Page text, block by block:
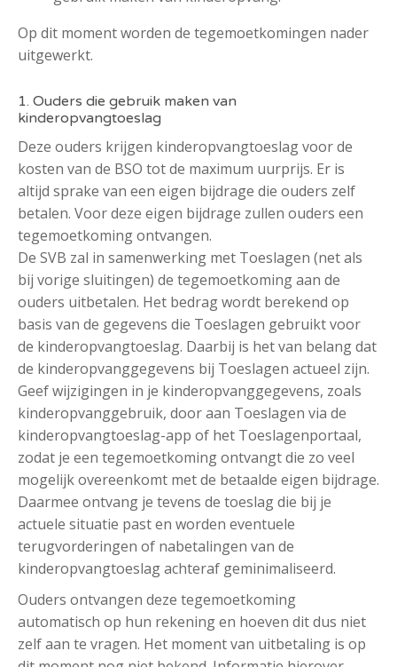
Op dit moment worden de tegemoetkomingen nader
uitgewerkt.
1. Ouders die gebruik maken van
kinderopvangtoeslag
Deze ouders krijgen kinderopvangtoeslag voor de
kosten van de BSO tot de maximum uurprijs. Er is
altijd sprake van een eigen bijdrage die ouders zelf
betalen. Voor deze eigen bijdrage zullen ouders een
tegemoetkoming ontvangen.
De SVB zal in samenwerking met Toeslagen (net als
bij vorige sluitingen) de tegemoetkoming aan de
ouders uitbetalen. Het bedrag wordt berekend op
basis van de gegevens die Toeslagen gebruikt voor
de kinderopvangtoeslag. Daarbij is het van belang dat
de kinderopvanggegevens bij Toeslagen actueel zijn.
Geef wijzigingen in je kinderopvanggegevens, zoals
kinderopvanggebruik, door aan Toeslagen via de
kinderopvangtoeslag-app of het Toeslagenportaal,
zodat je een tegemoetkoming ontvangt die zo veel
mogelijk overeenkomt met de betaalde eigen bijdrage.
Daarmee ontvang je tevens de toeslag die bij je
actuele situatie past en worden eventuele
terugvorderingen of nabetalingen van de
kinderopvangtoeslag achteraf geminimaliseerd.
Ouders ontvangen deze tegemoetkoming
automatisch op hun rekening en hoeven dit dus niet
zelf aan te vragen. Het moment van uitbetaling is op